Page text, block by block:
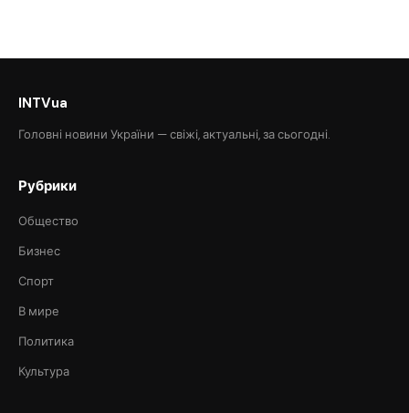
INTVua
Головні новини України — свіжі, актуальні, за сьогодні.
Рубрики
Общество
Бизнес
Спорт
В мире
Политика
Культура